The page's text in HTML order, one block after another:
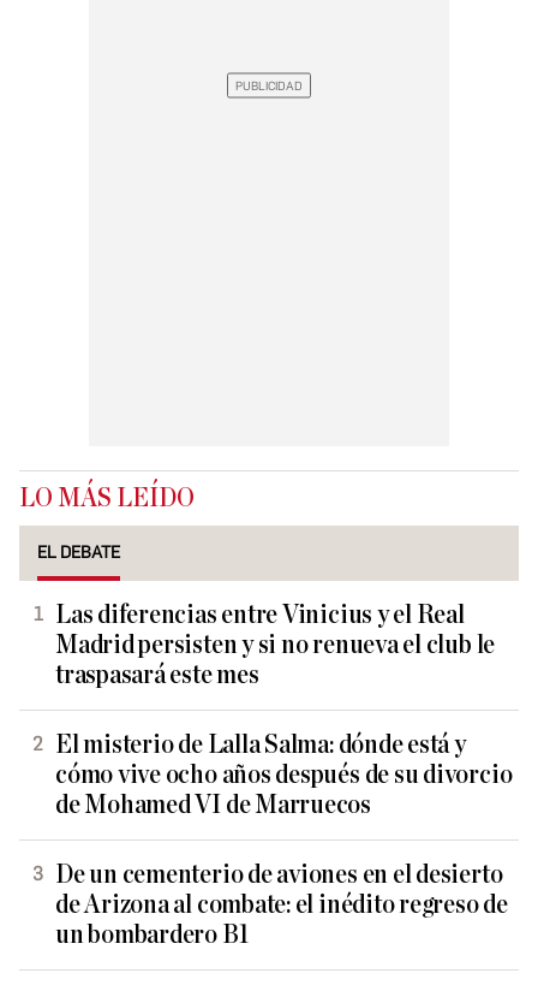
LO MÁS LEÍDO
EL DEBATE
Las diferencias entre Vinicius y el Real
Madrid persisten y si no renueva el club le
traspasará este mes
El misterio de Lalla Salma: dónde está y
cómo vive ocho años después de su divorcio
de Mohamed VI de Marruecos
De un cementerio de aviones en el desierto
de Arizona al combate: el inédito regreso de
un bombardero B1